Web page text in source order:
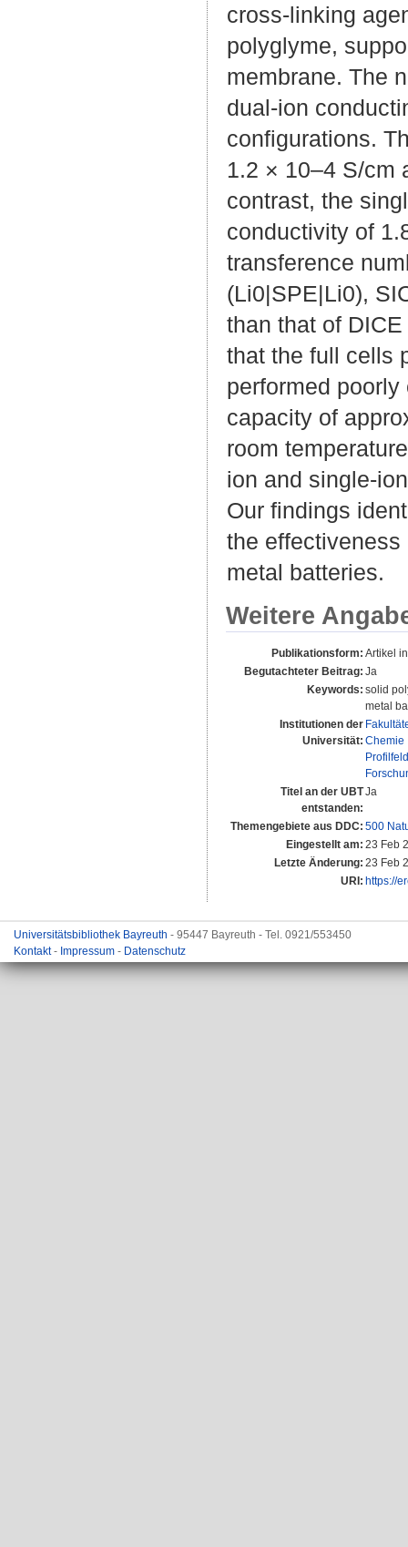
cross-linking
polyglyme,
membrane. The
dual-ion
configurations.
1.2 × 10–4 S/cm
contrast, the
conductivity of
transference
(Li0|SPE|Li0),
than that of
that the full cells
performed
capacity of
room
ion and single-
Our findings
the
metal batteries.
Weitere
Publikationsform: Artikel
Begutachteter Beitrag: Ja
Keywords: solid
metal
Institutionen der
Universität: Chemie
Titel an der UBT
entstanden:
Ja
Themengebiete aus DDC: 500
Eingestellt am: 23 Feb
Letzte Änderung: 23 Feb
URI: https://
Universitätsbibliothek Bayreuth - 95447 Bayreuth - Tel. 0921/553450
Kontakt- Impressum - Datenschutz